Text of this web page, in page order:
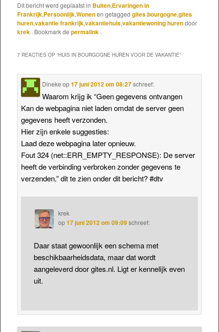
Dit bericht werd geplaatst in Buiten,Ervaringen in
Frankrijk,Persoonlijk,Wonenen getagged gites bourgogne,gites
huren,vakantie frankrijk,vakantiehuis,vakantiewoning hurendoor
krek . Bookmark de permalink .
7 REACTIES OP “HUIS IN BOURGOGNE HUREN VOOR DE VAKANTIE”
Dineke op17 juni 2012 om 08:27 schreef:
Waarom krijg ik “Geen gegevens ontvangen
Kan de webpagina niet laden omdat de server geen
gegevens heeft verzonden.
Hier zijn enkele suggesties:
Laad deze webpagina later opnieuw.
Fout 324 (net::ERR_EMPTY_RESPONSE): De server
heeft de verbinding verbroken zonder gegevens te
verzenden.” dit te zien onder dit bericht? #dtv
krek
op17 juni 2012 om 09:09schreef:
Daar staat gewoonlijk een schema met
beschikbaarheidsdata, maar dat wordt
aangeleverd door gites.nl. Ligt er kennelijk even
uit.